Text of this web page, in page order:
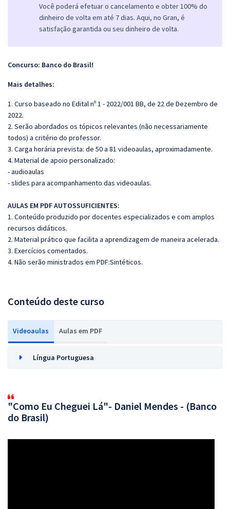
Você poderá efetuar o cancelamento e obter 100% do
dinheiro de volta em até 7 dias. Aqui, no Gran, é
satisfação garantida ou seu dinheiro de volta.
Concurso: Banco do Brasil!
Mais detalhes:
1. Curso baseado no Edital nº 1 - 2022/001 BB, de 22 de Dezembro de
2022.
2. Serão abordados os tópicos relevantes (não necessariamente
todos) a critério do professor.
3. Carga horária prevista: de 50 a 81 videoaulas, aproximadamente.
4. Material de apoio personalizado:
- audioaulas
- slides para acompanhamento das videoaulas.
AULAS EM PDF AUTOSSUFICIENTES:
1. Conteúdo produzido por docentes especializados e com amplos
recursos didáticos.
2. Material prático que facilita a aprendizagem de maneira acelerada.
3. Exercícios comentados.
4. Não serão ministrados em PDF:Sintéticos.
Conteúdo deste curso
Videoaulas Aulas em PDF
Língua Portuguesa
"Como Eu Cheguei Lá"- Daniel Mendes - (Banco
do Brasil)